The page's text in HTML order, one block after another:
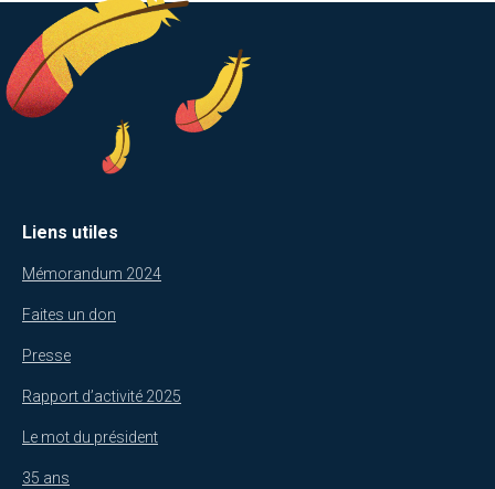
Liens utiles
Mémorandum 2024
Faites un don
Presse
Rapport d’activité 2025
Le mot du président
35 ans